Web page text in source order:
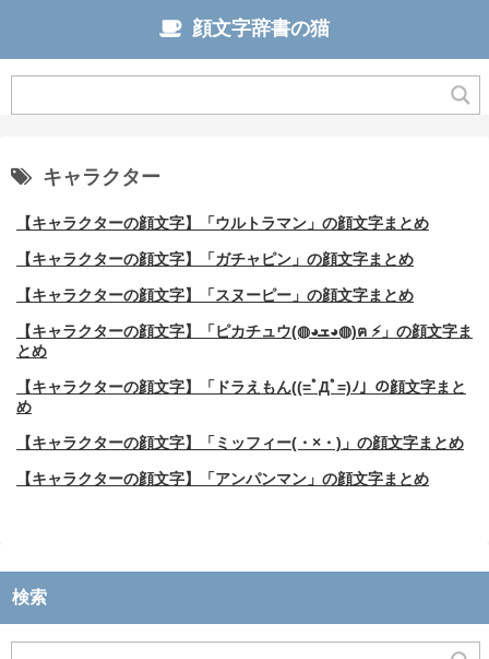
顔文字辞書の猫
キャラクター
【キャラクターの顔文字】「ウルトラマン」の顔文字まとめ
【キャラクターの顔文字】「ガチャピン」の顔文字まとめ
【キャラクターの顔文字】「スヌーピー」の顔文字まとめ
【キャラクターの顔文字】「ピカチュウ(◍◕ܫ◕◍)ฅ ⚡」の顔文字ま
とめ
【キャラクターの顔文字】「ドラえもん((=ﾟДﾟ=)ﾉ」の顔文字まと
め
【キャラクターの顔文字】「ミッフィー(・×・)」の顔文字まとめ
【キャラクターの顔文字】「アンパンマン」の顔文字まとめ
検索